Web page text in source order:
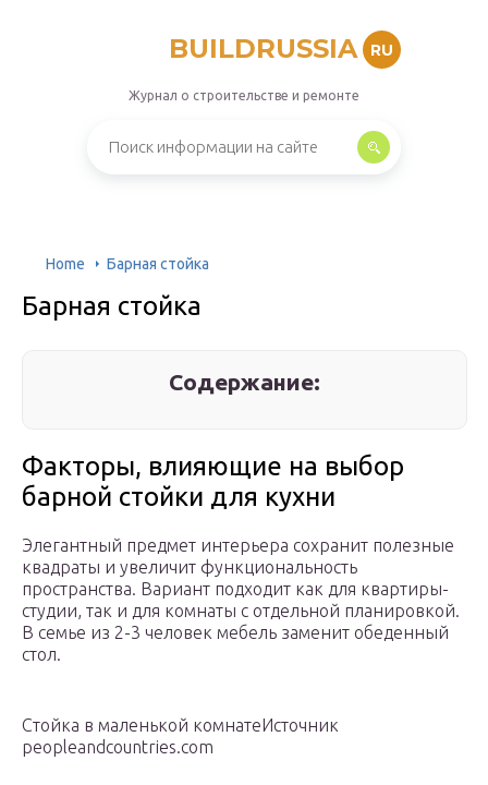
BUILDRUSSIA RU
Журнал о строительстве и ремонте
Home Барная стойка
Барная стойка
Содержание:
Факторы, влияющие на выбор
барной стойки для кухни
Элегантный предмет интерьера сохранит полезные
квадраты и увеличит функциональность
пространства. Вариант подходит как для квартиры-
студии, так и для комнаты с отдельной планировкой.
В семье из 2-3 человек мебель заменит обеденный
стол.
Стойка в маленькой комнатеИсточник
peopleandcountries.com